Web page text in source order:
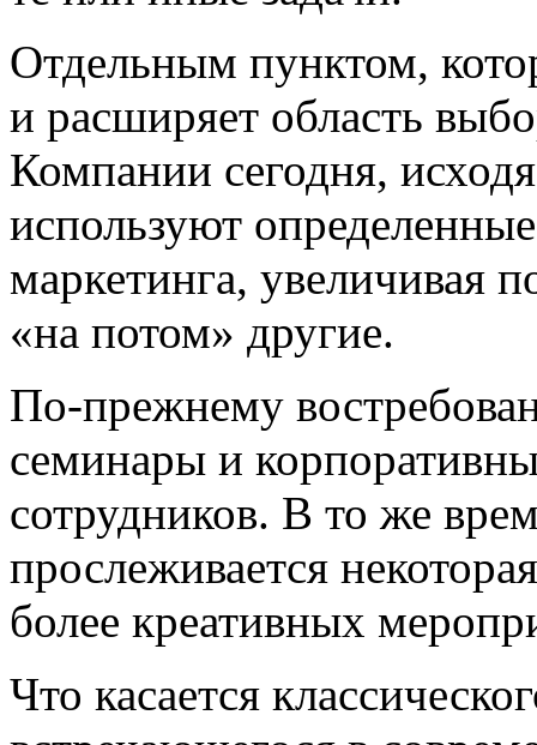
Отдельным пунктом,
и расширяет область
Компании сегодня,
используют
маркетинга, увеличивая
«на потом» другие.
По-прежнему
семинары и
сотрудников. В то же
прослеживается
более креативных
Что касается